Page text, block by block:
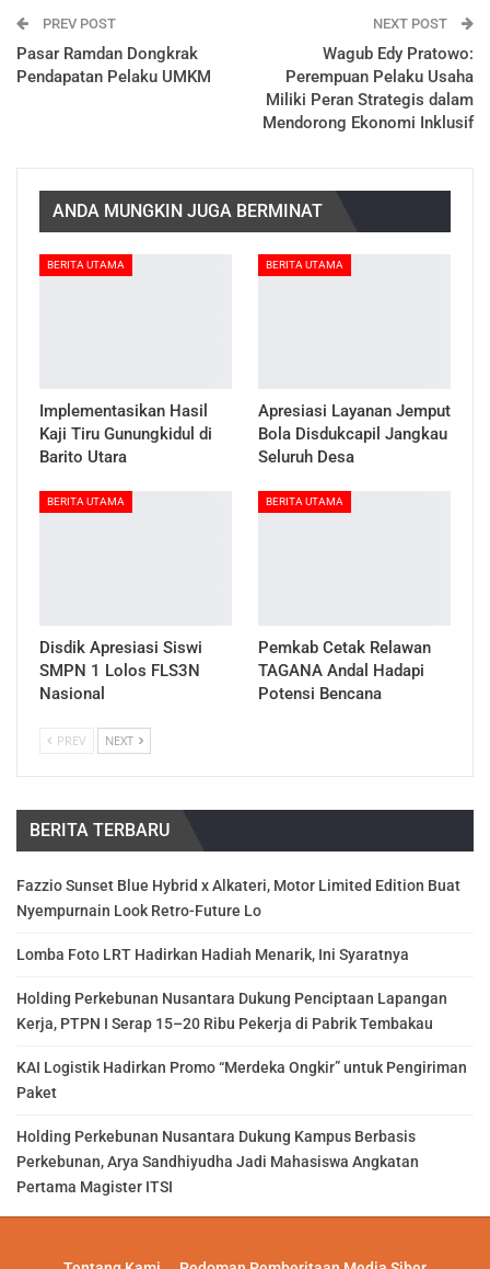
PREV POST
Pasar Ramdan Dongkrak
Pendapatan Pelaku UMKM
NEXT POST
Wagub Edy Pratowo:
Perempuan Pelaku Usaha
Miliki Peran Strategis dalam
Mendorong Ekonomi Inklusif
ANDA MUNGKIN JUGA BERMINAT
BERITA UTAMA
Implementasikan Hasil
Kaji Tiru Gunungkidul di
Barito Utara
BERITA UTAMA
Apresiasi Layanan Jemput
Bola Disdukcapil Jangkau
Seluruh Desa
BERITA UTAMA
Disdik Apresiasi Siswi
SMPN 1 Lolos FLS3N
Nasional
BERITA UTAMA
Pemkab Cetak Relawan
TAGANA Andal Hadapi
Potensi Bencana
PREV NEXT
BERITA TERBARU
Fazzio Sunset Blue Hybrid x Alkateri, Motor Limited Edition Buat
Nyempurnain Look Retro-Future Lo
Lomba Foto LRT Hadirkan Hadiah Menarik, Ini Syaratnya
Holding Perkebunan Nusantara Dukung Penciptaan Lapangan
Kerja, PTPN I Serap 15–20 Ribu Pekerja di Pabrik Tembakau
KAI Logistik Hadirkan Promo “Merdeka Ongkir” untuk Pengiriman
Paket
Holding Perkebunan Nusantara Dukung Kampus Berbasis
Perkebunan, Arya Sandhiyudha Jadi Mahasiswa Angkatan
Pertama Magister ITSI